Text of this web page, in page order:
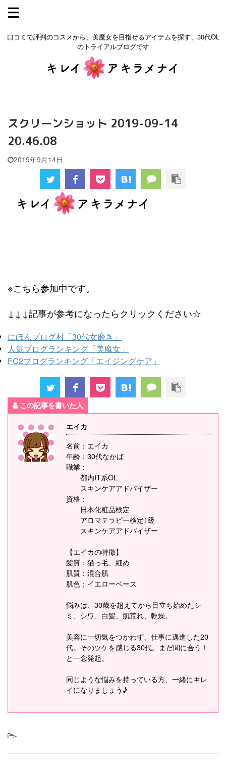
口コミで評判のコスメから、美魔女を目指せるアイテムを探す、30代OL
のトライアルブログです
スクリーンショット 2019-09-14
20.46.08
2019年9月14日
※こちら参加中です。
↓↓↓記事が参考になったらクリックください☆
にほんブログ村「30代女磨き」
人気ブログランキング「美魔女」
FC2ブログランキング「エイジングケア」
この記事を書いた人
エイカ
名前：エイカ
年齢：30代なかば
職業：
都内IT系OL
スキンケアアドバイザー
資格：
日本化粧品検定
アロマテラピー検定1級
スキンケアアドバイザー
【エイカの特徴】
髪質：猫っ毛、細め
肌質：混合肌
肌色；イエローベース
悩みは、30歳を超えてから目立ち始めたシ
ミ、シワ、白髪、肌荒れ、乾燥。
美容に一切気をつかわず、仕事に邁進した20
代。そのツケを感じる30代。まだ間に合う！
と一念発起。
同じような悩みを持っている方、一緒にキレ
イになりましょう♪
-